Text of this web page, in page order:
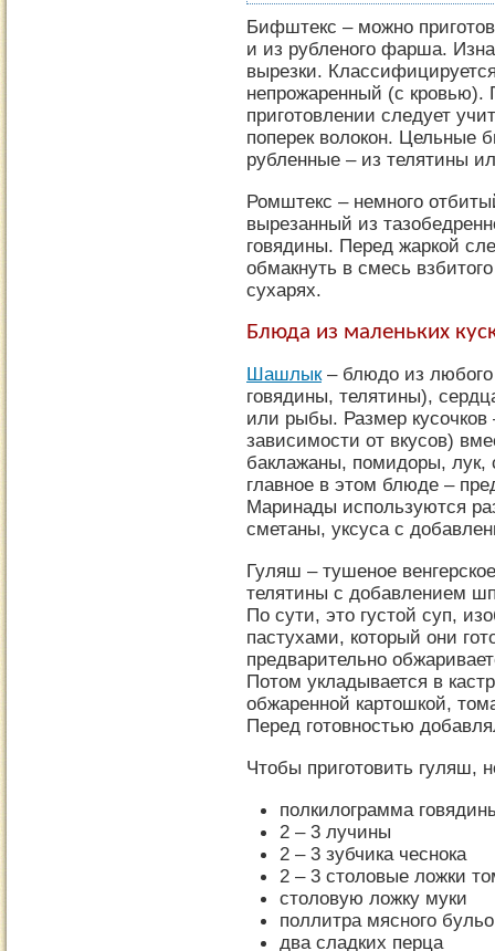
Бифштекс – можно
и из рубленого фарша.
вырезки.
непрожаренный (с кровью).
приготовлении следует
поперек волокон. Цельные
рубленные – из телятины
Ромштекс – немного
вырезанный из
говядины. Перед жаркой
обмакнуть в смесь
сухарях.
Блюда из маленьких
Шашлык – блюдо из
говядины, телятины),
или рыбы. Размер
зависимости от вкусов)
баклажаны, помидоры, лук,
главное в этом блюде –
Маринады используются
сметаны, уксуса с
Гуляш – тушеное
телятины с добавлением
По сути, это густой суп,
пастухами, который они
предварительно
Потом укладывается в
обжаренной картошкой,
Перед готовностью
Чтобы приготовить гуляш,
полкилограмма
2 – 3 лучины
2 – 3 зубчика чеснока
2 – 3 столовые ложки
столовую ложку муки
поллитра мясного
два сладких перца